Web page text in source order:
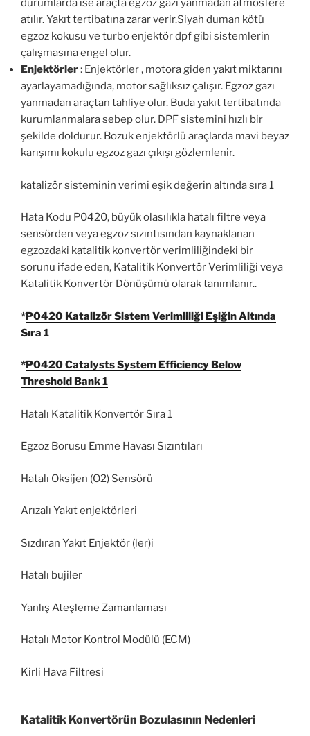
durumlarda ise araçta egzoz gazı yanmadan atmosfere
atılır. Yakıt tertibatına zarar verir.Siyah duman kötü
egzoz kokusu ve turbo enjektör dpf gibi sistemlerin
çalışmasına engel olur.
Enjektörler: Enjektörler , motora giden yakıt miktarını
ayarlayamadığında, motor sağlıksız çalışır. Egzoz gazı
yanmadan araçtan tahliye olur. Buda yakıt tertibatında
kurumlanmalara sebep olur. DPF sistemini hızlı bir
şekilde doldurur. Bozuk enjektörlü araçlarda mavi beyaz
karışımı kokulu egzoz gazı çıkışı gözlemlenir.
katalizör sisteminin verimi eşik değerin altında sıra 1
Hata Kodu P0420, büyük olasılıkla hatalı filtre veya
sensörden veya egzoz sızıntısından kaynaklanan
egzozdaki katalitik konvertör verimliliğindeki bir
sorunu ifade eden, Katalitik Konvertör Verimliliği veya
Katalitik Konvertör Dönüşümü olarak tanımlanır..
*P0420 Katalizör Sistem Verimliliği Eşiğin Altında
Sıra 1
*P0420 Catalysts System Efficiency Below
Threshold Bank 1
Hatalı Katalitik Konvertör Sıra 1
Egzoz Borusu Emme Havası Sızıntıları
Hatalı Oksijen (O2) Sensörü
Arızalı Yakıt enjektörleri
Sızdıran Yakıt Enjektör (ler)i
Hatalı bujiler
Yanlış Ateşleme Zamanlaması
Hatalı Motor Kontrol Modülü (ECM)
Kirli Hava Filtresi
Katalitik Konvertörün Bozulasının Nedenleri